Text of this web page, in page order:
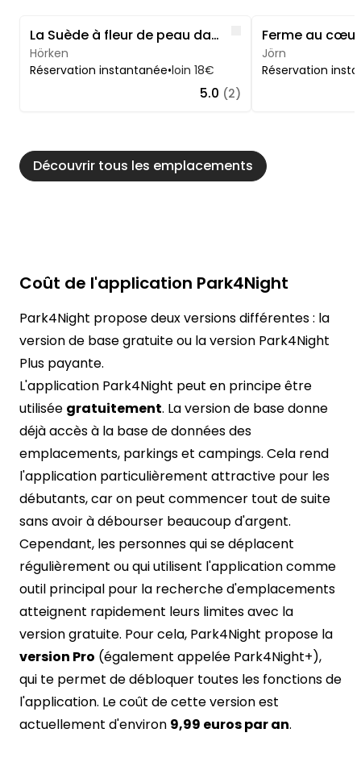
Image 1 of 5
La Suède à fleur de peau dans la région de Bergslagen
Hörken
Réservation instantanée•loin 18€
Like
5.0 (2)
Jörn
Réservation
Découvrir tous les emplacements
Coût de l'application Park4Night
Park4Night propose deux versions différentes : la
version de base gratuite ou la version Park4Night
Plus payante.
L'application Park4Night peut en principe être
utilisée gratuitement. La version de base donne
déjà accès à la base de données des
emplacements, parkings et campings. Cela rend
l'application particulièrement attractive pour les
débutants, car on peut commencer tout de suite
sans avoir à débourser beaucoup d'argent.
Cependant, les personnes qui se déplacent
régulièrement ou qui utilisent l'application comme
outil principal pour la recherche d'emplacements
atteignent rapidement leurs limites avec la
version gratuite. Pour cela, Park4Night propose la
version Pro (également appelée Park4Night+),
qui te permet de débloquer toutes les fonctions de
l'application. Le coût de cette version est
actuellement d'environ 9,99 euros par an.